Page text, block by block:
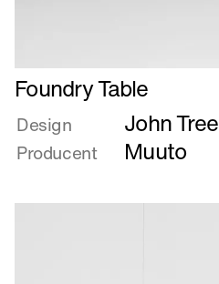
Læs
mere
om
Foundry
Table
Foundry Table
Design John Tree
Producent Muuto